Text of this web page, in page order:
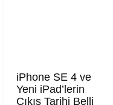
iPhone SE 4 ve
Yeni iPad’lerin
Çıkış Tarihi Belli